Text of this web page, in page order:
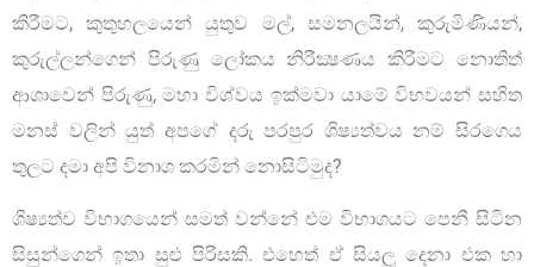
කිරීමට, කුතුහලයෙන් යුතුව මල්, සමනලයින්, කුරුමිණියන්,
කුරුල්ලන්ගෙන් පිරුණු ලෝකය නිරීක්‍ෂණය කිරීමට නොතිත්
ආශාවෙන් පිරුණු, මහා විශ්වය ඉක්මවා යාමේ විභවයන් සහිත
මනස් වලින් යුත් අපගේ දරු පරපුර ශිෂ්‍යත්වය නම් සිරගෙය
තුලට දමා අපි විනාශ කරමින් නොසිටිමුද?
ශිෂ්‍යත්ව විභාගයෙන් සමත් වන්නේ එම විභාගයට පෙනී සිටින
සිසුන්ගෙන් ඉතා සුළු පිරිසකි. එහෙත් ඒ සියලූ දෙනා එක හා